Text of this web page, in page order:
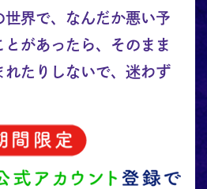
世界で、なんだか悪い予
があったら、そのまま
れたりしないで、迷わず